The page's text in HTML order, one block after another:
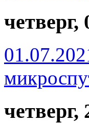
четверг,
четверг,